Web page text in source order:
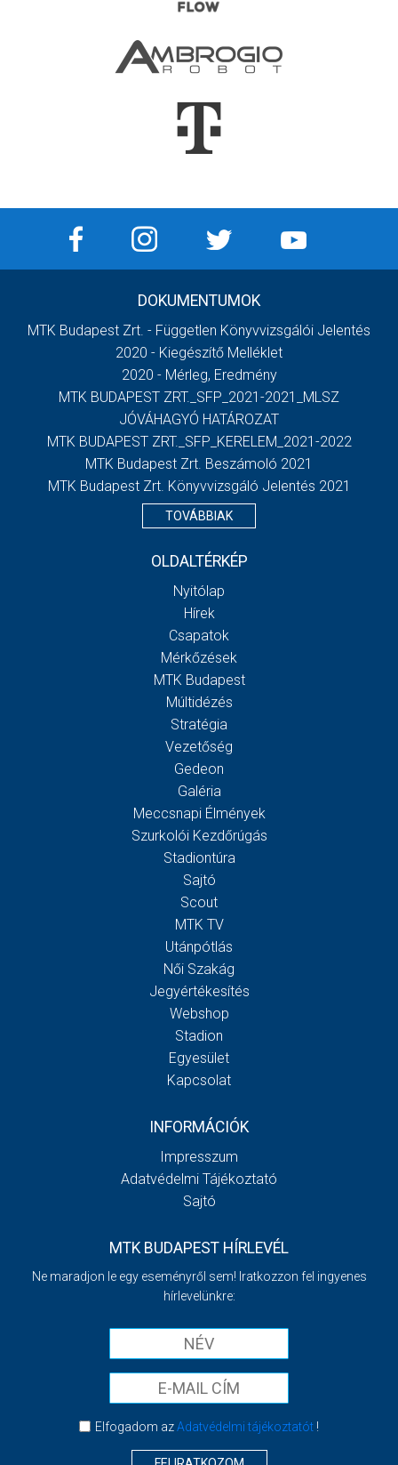
DOKUMENTUMOK
MTK Budapest Zrt. - Független Könyvvizsgálói Jelentés
2020 - Kiegészítő Melléklet
2020 - Mérleg, Eredmény
MTK BUDAPEST ZRT._SFP_2021-2021_MLSZ
JÓVÁHAGYÓ HATÁROZAT
MTK BUDAPEST ZRT._SFP_KERELEM_2021-2022
MTK Budapest Zrt. Beszámoló 2021
MTK Budapest Zrt. Könyvvizsgáló Jelentés 2021
TOVÁBBIAK
OLDALTÉRKÉP
Nyitólap
Hírek
Csapatok
Mérkőzések
MTK Budapest
Múltidézés
Stratégia
Vezetőség
Gedeon
Galéria
Meccsnapi Élmények
Szurkolói Kezdőrúgás
Stadiontúra
Sajtó
Scout
MTK TV
Utánpótlás
Női Szakág
Jegyértékesítés
Webshop
Stadion
Egyesület
Kapcsolat
INFORMÁCIÓK
Impresszum
Adatvédelmi Tájékoztató
Sajtó
MTK BUDAPEST HÍRLEVÉL
Ne maradjon le egy eseményről sem! Iratkozzon fel ingyenes
hírlevelünkre:
Elfogadom azAdatvédelmi tájékoztatót!